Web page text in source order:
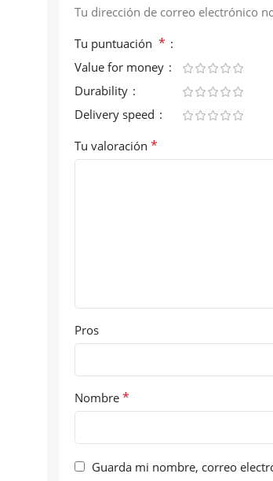
Tu dirección de correo electrónico
Tu puntuación *
Value for money
Durability
Delivery speed
Tu valoración *
Pros
Nombre *
Guarda mi nombre, correo